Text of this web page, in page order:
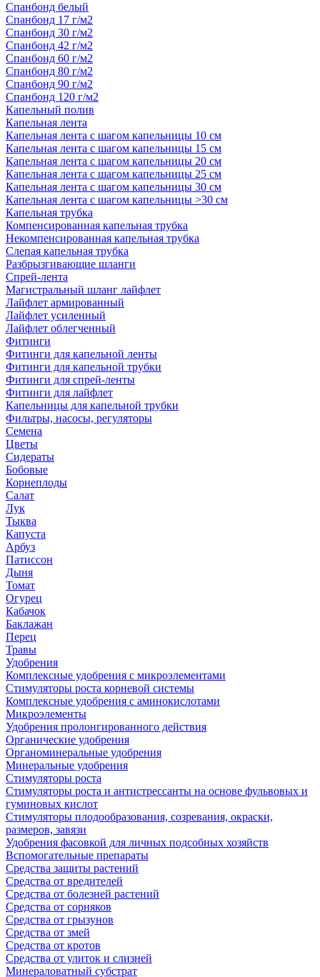
Спанбонд белый
Спанбонд 17 г/м2
Спанбонд 30 г/м2
Спанбонд 42 г/м2
Спанбонд 60 г/м2
Спанбонд 80 г/м2
Спанбонд 90 г/м2
Спанбонд 120 г/м2
Капельный полив
Капельная лента
Капельная лента с шагом капельницы 10 см
Капельная лента с шагом капельницы 15 см
Капельная лента с шагом капельницы 20 см
Капельная лента с шагом капельницы 25 см
Капельная лента с шагом капельницы 30 см
Капельная лента с шагом капельницы >30 см
Капельная трубка
Компенсированная капельная трубка
Некомпенсированная капельная трубка
Слепая капельная трубка
Разбрызгивающие шланги
Спрей-лента
Магистральный шланг лайфлет
Лайфлет армированный
Лайфлет усиленный
Лайфлет облегченный
Фитинги
Фитинги для капельной ленты
Фитинги для капельной трубки
Фитинги для спрей-ленты
Фитинги для лайфлет
Капельницы для капельной трубки
Фильтры, насосы, регуляторы
Семена
Цветы
Сидераты
Бобовые
Корнеплоды
Салат
Лук
Тыква
Капуста
Арбуз
Патиссон
Дыня
Томат
Огурец
Кабачок
Баклажан
Перец
Травы
Удобрения
Комплексные удобрения с микроэлементами
Стимуляторы роста корневой системы
Комплексные удобрения с аминокислотами
Микроэлементы
Удобрения пролонгированного действия
Органические удобрения
Органоминеральные удобрения
Минеральные удобрения
Стимуляторы роста
Стимуляторы роста и антистрессанты на основе фульвовых и
гуминовых кислот
Стимуляторы плодообразования, созревания, окраски,
размеров, завязи
Удобрения фасовкой для личных подсобных хозяйств
Вспомогательные препараты
Средства защиты растений
Средства от вредителей
Средства от болезней растений
Средства от сорняков
Средства от грызунов
Средства от змей
Средства от кротов
Средства от улиток и слизней
Минераловатный субстрат